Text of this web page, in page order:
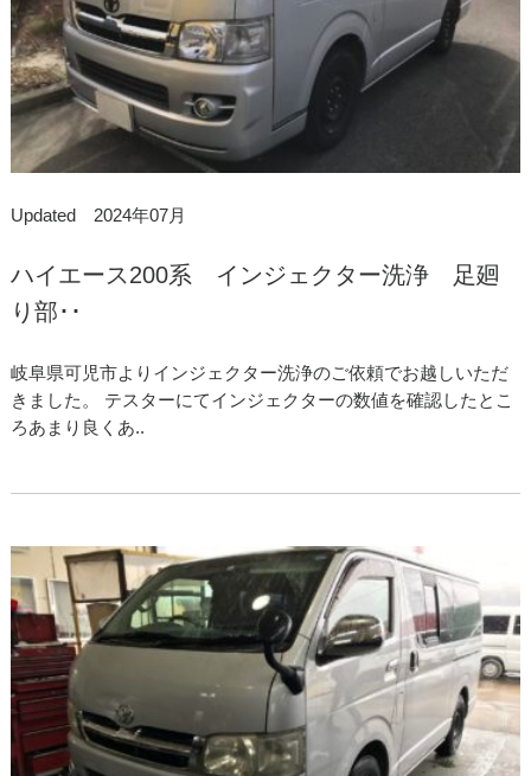
Updated 2024年07月
ハイエース200系 インジェクター洗浄 足廻
り部･･
岐阜県可児市よりインジェクター洗浄のご依頼でお越しいただ
きました。 テスターにてインジェクターの数値を確認したとこ
ろあまり良くあ..